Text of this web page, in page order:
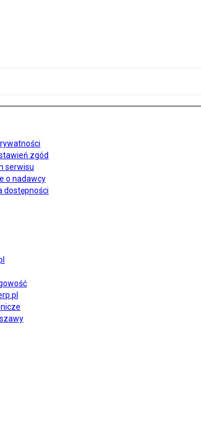
zgód
serwisu
o nadawcy
dostępności